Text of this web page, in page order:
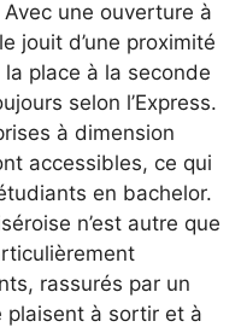
une ouverture à
jouit d’une proximité
place à la seconde
selon l’Express.
à dimension
accessibles, ce qui
en bachelor.
n’est autre que
rassurés par un
plaisent à sortir et à